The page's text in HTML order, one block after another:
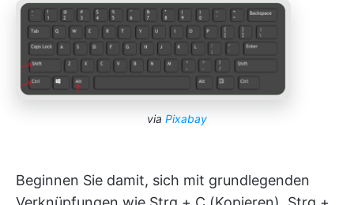
via Pixabay
Beginnen Sie damit, sich mit grundlegenden